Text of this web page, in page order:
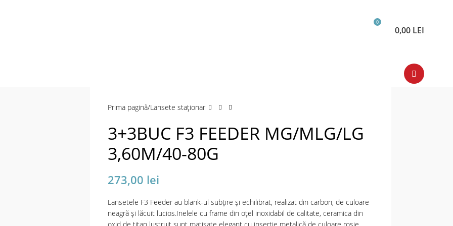
0
0,00 LEI
Prima pagină Lansete staţionar
3+3BUC F3 FEEDER MG/MLG/LG
3,60M/40-80G
273,00 lei
Lansetele F3 Feeder au blank-ul subțire și echilibrat, realizat din carbon, de culoare
neagră și lăcuit lucios.Inelele cu frame din oțel inoxidabil de calitate, ceramica din